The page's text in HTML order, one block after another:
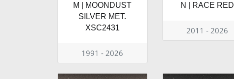
M | MOONDUST
SILVER MET.
XSC2431
1991 - 2026
N | RACE RED
2011 - 2026